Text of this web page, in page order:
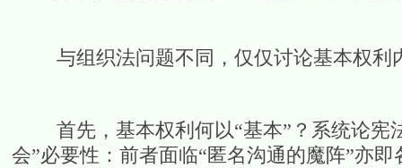
与组织法问题不同，仅仅讨论基本权利
首先，基本权利何以“基本”？系统论宪
会”必要性：前者面临“匿名沟通的魔阵”亦